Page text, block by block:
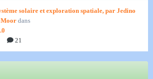
solaire et exploration spatiale, par Jedino
dans
21